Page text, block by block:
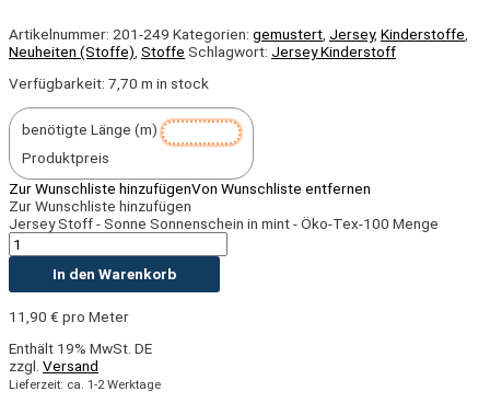
Artikelnummer: 201-249 Kategorien: gemustert Jersey, Kinderstoffe
Neuheiten (Stoffe) Stoffe Schlagwort: Jersey Kinderstoff
Verfügbarkeit: 7,70 m in stock
benötigte Länge (m)
Produktpreis
Zur Wunschliste hinzufügenVon Wunschliste entfernen
Zur Wunschliste hinzufügen
Jersey Stoff - Sonne Sonnenschein in mint - Öko-Tex-100 Menge
In den Warenkorb
11,90 € pro Meter
Enthält 19% MwSt. DE
zzgl. Versand
Lieferzeit: ca. 1-2 Werktage